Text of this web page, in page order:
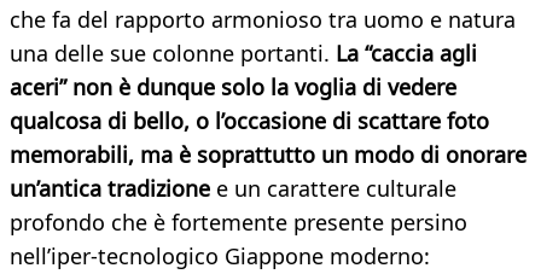
che fa del rapporto armonioso tra uomo e natura
una delle sue colonne portanti. La “caccia agli
aceri” non è dunque solo la voglia di vedere
qualcosa di bello, o l’occasione di scattare foto
memorabili, ma è soprattutto un modo di onorare
un’antica tradizione e un carattere culturale
profondo che è fortemente presente persino
nell’iper-tecnologico Giappone moderno: